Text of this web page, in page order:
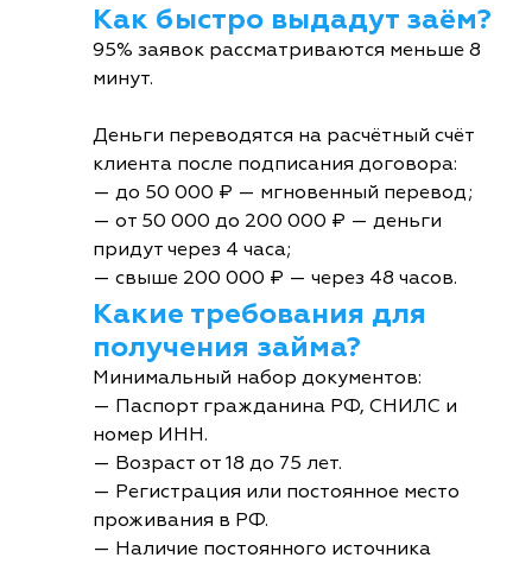
Как быстро выдадут заём?
95% заявок рассматриваются меньше 8
минут.
Деньги переводятся на расчётный счёт
клиента после подписания договора:
— до 50 000 ₽ — мгновенный перевод;
— от 50 000 до 200 000 ₽ — деньги
придут через 4 часа;
— свыше 200 000 ₽ — через 48 часов.
Какие требования для
получения займа?
Минимальный набор документов:
— Паспорт гражданина РФ, СНИЛС и
номер ИНН.
— Возраст от 18 до 75 лет.
— Регистрация или постоянное место
проживания в РФ.
— Наличие постоянного источника